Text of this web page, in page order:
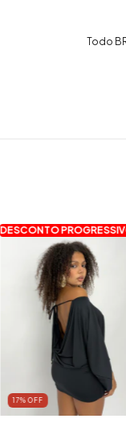
Todo
DESCONTO
17% OFF